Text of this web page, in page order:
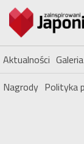
Aktualności Galeria
Nagrody Polityka